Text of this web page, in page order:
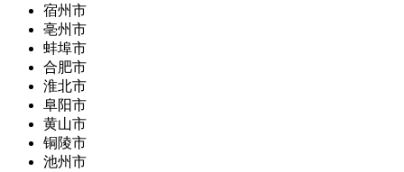
宿州市
亳州市
蚌埠市
合肥市
淮北市
阜阳市
黄山市
铜陵市
池州市